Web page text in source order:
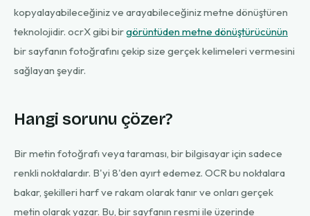
kopyalayabileceğiniz ve arayabileceğiniz metne dönüştüren
teknolojidir. ocrX gibi birgörüntüden metne dönüştürücünün
bir sayfanın fotoğrafını çekip size gerçek kelimeleri vermesini
sağlayan şeydir.
Hangi sorunu çözer?
Bir metin fotoğrafı veya taraması, bir bilgisayar için sadece
renkli noktalardır. B'yi 8'den ayırt edemez. OCR bu noktalara
bakar, şekilleri harf ve rakam olarak tanır ve onları gerçek
metin olarak yazar. Bu, bir sayfanın resmi ile üzerinde